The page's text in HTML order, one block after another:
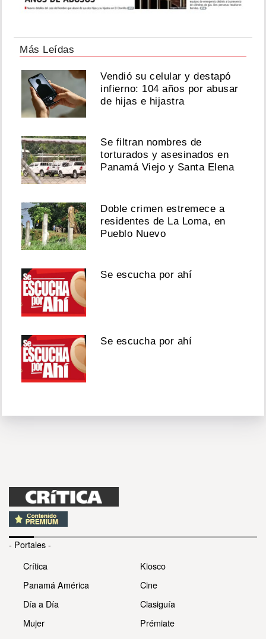
Más Leídas
Vendió su celular y destapó
infierno: 104 años por abusar
de hijas e hijastra
Se filtran nombres de
torturados y asesinados en
Panamá Viejo y Santa Elena
Doble crimen estremece a
residentes de La Loma, en
Pueblo Nuevo
Se escucha por ahí
Se escucha por ahí
- Portales -
Crítica
Panamá América
Día a Día
Mujer
Kiosco
Cine
Clasiguía
Prémiate